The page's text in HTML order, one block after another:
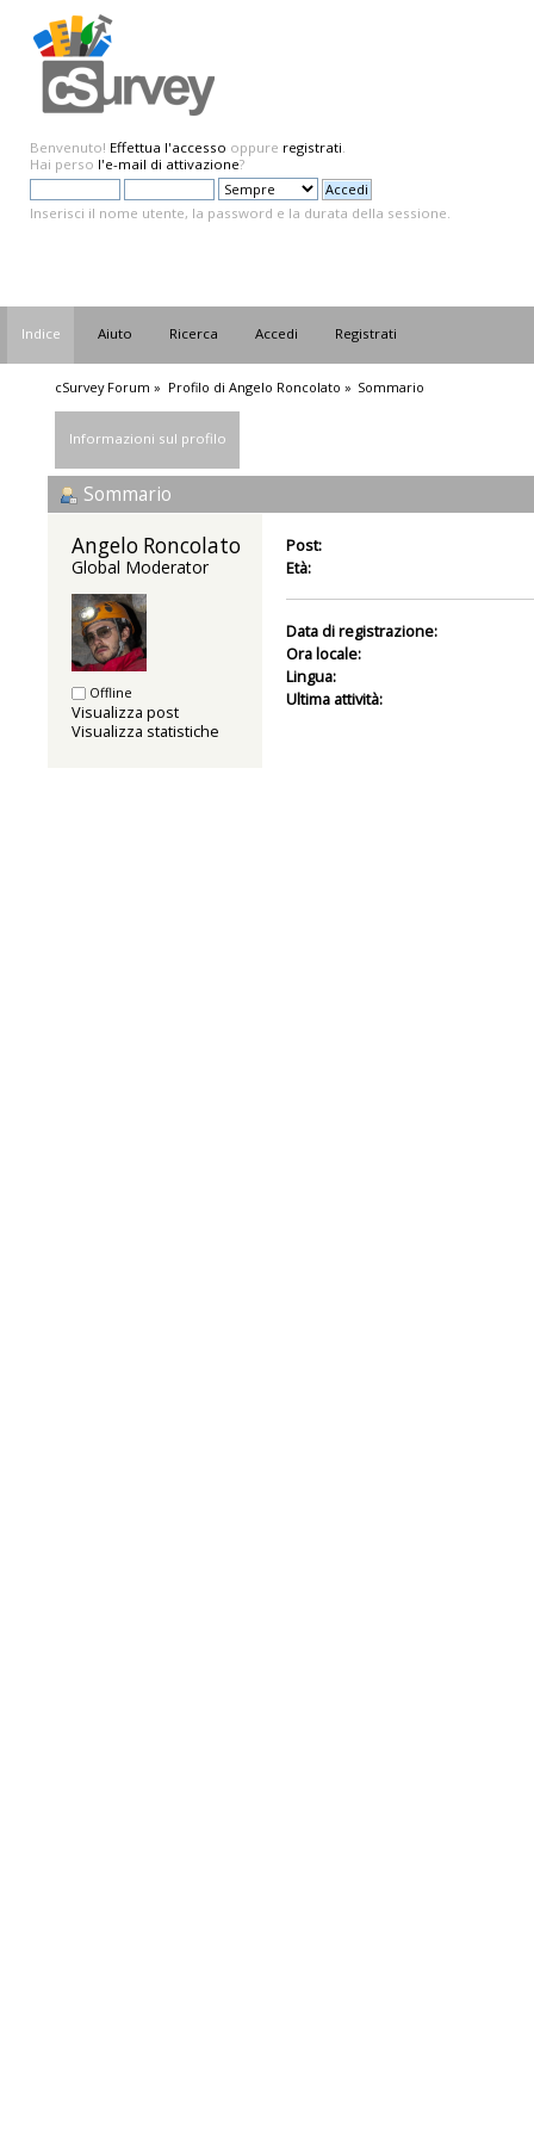
Benvenuto! Effettua l'accesso oppure registrati.
Hai perso l'e-mail di attivazione?
Inserisci il nome utente, la password e la durata della sessione.
Indice Aiuto Ricerca Accedi Registrati
cSurvey Forum » Profilo di Angelo Roncolato » Sommario
Informazioni sul profilo
Sommario
Global Moderator
Offline
Visualizza post
Visualizza statistiche
Post:
Età:
Data di registrazione:
Ora locale:
Lingua:
Ultima attività: